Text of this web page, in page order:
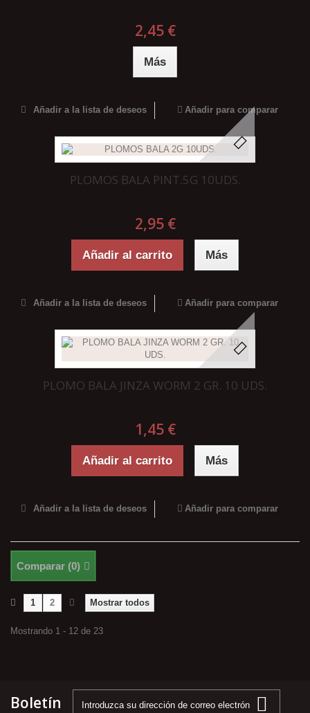
2,45 €
Más
Añadir a la lista de deseos Añadir para comparar
PLOMOS BALA PINT.5G 10UDS.
2,95 €
Añadir al carrito Más
Añadir a la lista de deseos Añadir para comparar
PLOMO BALA JINZA WORM 2 GR. 10 UDS.
1,45 €
Añadir al carrito Más
Añadir a la lista de deseos Añadir para comparar
Comparar (0)
Mostrar todos
1 2
Mostrando 1 - 12 de 23
Boletín